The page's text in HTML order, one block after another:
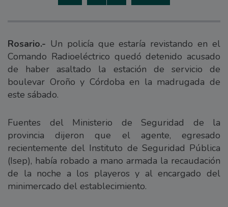
Rosario.- Un policía que estaría revistando en el
Comando Radioeléctrico quedó detenido acusado
de haber asaltado la estación de servicio de
boulevar Oroño y Córdoba en la madrugada de
este sábado.
Fuentes del Ministerio de Seguridad de la
provincia dijeron que el agente, egresado
recientemente del Instituto de Seguridad Pública
(Isep), había robado a mano armada la recaudación
de la noche a los playeros y al encargado del
minimercado del establecimiento.